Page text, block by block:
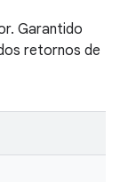
Garantido
retornos de